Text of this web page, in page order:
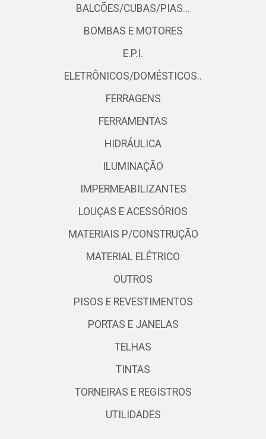
BALCÕES/CUBAS/PIAS...
BOMBAS E MOTORES
E.P.I.
ELETRÔNICOS/DOMÉSTICOS..
FERRAGENS
FERRAMENTAS
HIDRÁULICA
ILUMINAÇÃO
IMPERMEABILIZANTES
LOUÇAS E ACESSÓRIOS
MATERIAIS P/CONSTRUÇÃO
MATERIAL ELÉTRICO
OUTROS
PISOS E REVESTIMENTOS
PORTAS E JANELAS
TELHAS
TINTAS
TORNEIRAS E REGISTROS
UTILIDADES